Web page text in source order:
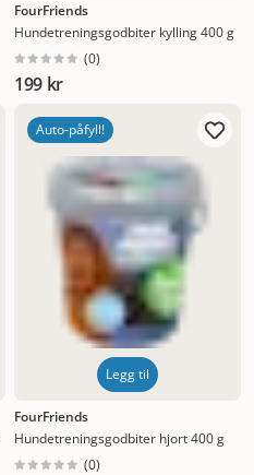
FourFriends
Hundetreningsgodbiter kylling 400 g
(0)
199 kr
Auto-påfyll!
Legg til
FourFriends
Hundetreningsgodbiter hjort 400 g
(0)